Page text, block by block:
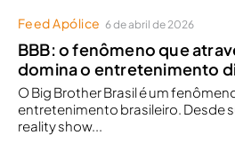
Feed Apólice 6 de abril de 2026
BBB: o fenômeno que
domina o entretenimento
O Big Brother Brasil é um
entretenimento brasileiro. Desde
reality show...